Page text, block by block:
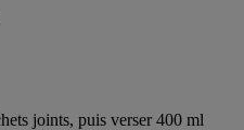
joints, puis verser 400 ml